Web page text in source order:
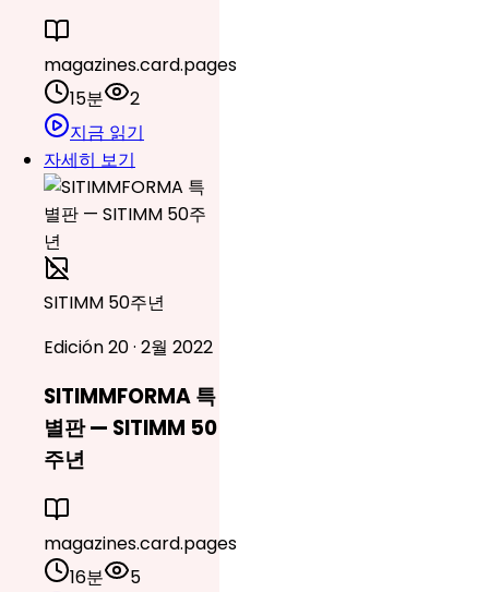
magazines.card.pages
15분
2
지금 읽기
자세히 보기
SITIMM 50주년
Edición 20 · 2월 2022
SITIMMFORMA 특
별판 — SITIMM 50
주년
magazines.card.pages
16분
5